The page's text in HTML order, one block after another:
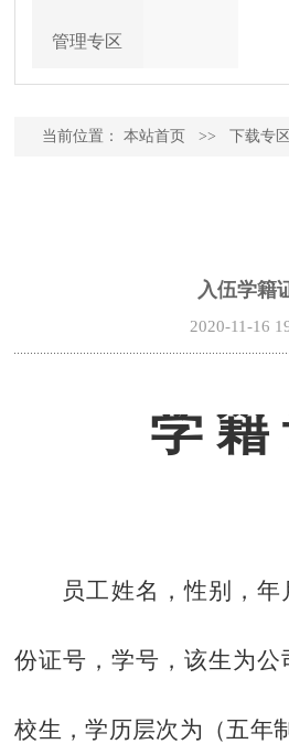
管理专区
当前位置： 本站首页 >> 下载专区
入伍学籍
2020-11-16
学 籍
员工姓名 ，性别 ， 年
份证号 ，学号 ，该生为公
校生，学历层次为 （五年